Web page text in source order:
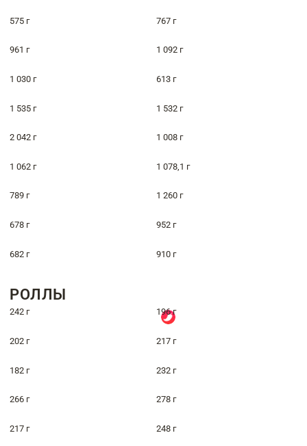
575 г 767 г
961 г 1 092 г
1 030 г 613 г
1 535 г 1 532 г
2 042 г 1 008 г
1 062 г 1 078,1 г
789 г 1 260 г
678 г 952 г
682 г 910 г
РОЛЛЫ
242 г 196 г
202 г 217 г
182 г 232 г
266 г 278 г
217 г 248 г